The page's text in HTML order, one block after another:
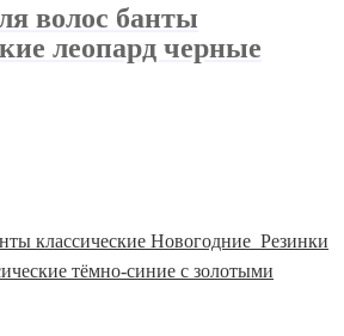
волос банты
леопард черные
классические Новогодние Резинки
тёмно-синие с золотыми